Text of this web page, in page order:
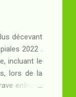
décevant
2022 .
incluant le
lors de la
entraîne